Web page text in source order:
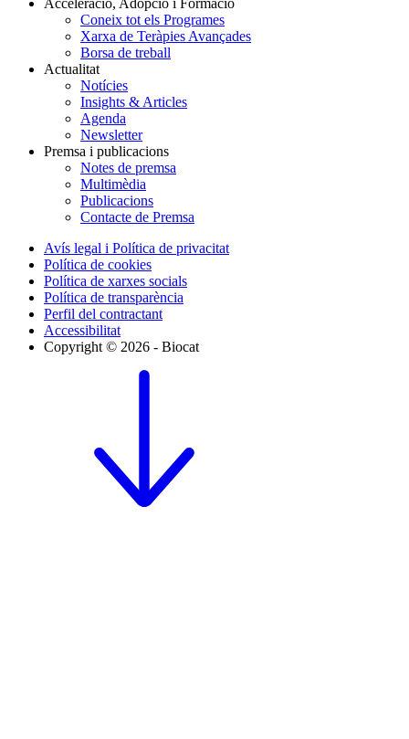
Coneix tot els Programes
Xarxa de Teràpies Avançades
Borsa de treball
Actualitat
Notícies
Insights & Articles
Agenda
Newsletter
Premsa i publicacions
Notes de premsa
Multimèdia
Publicacions
Contacte de Premsa
Avís legal i Política de privacitat
Política de cookies
Política de xarxes socials
Política de transparència
Perfil del contractant
Accessibilitat
Copyright © 2026 - Biocat